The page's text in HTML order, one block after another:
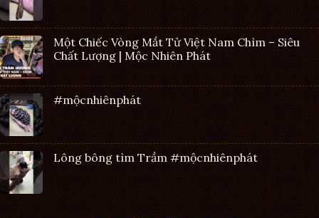
Một Chiếc Vòng Mắt Tử Việt Nam Chìm – Siêu
Chất Lượng | Mộc Nhiên Phát
#mộcnhiênphát
Lông bông tìm Trầm #mộcnhiênphát